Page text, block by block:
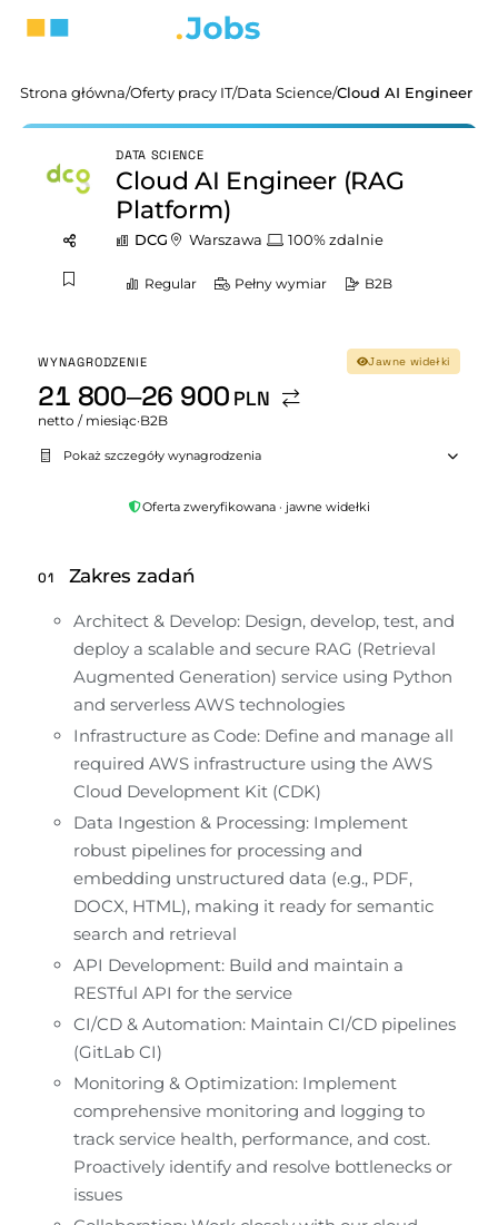
Strona główna/Oferty pracy IT/Data Science/Cloud AI Engineer
DATA SCIENCE
Cloud AI Engineer (RAG
Platform)
DCG Warszawa 100% zdalnie
Regular Pełny wymiar B2B
WYNAGRODZENIE Jawne widełki
21 800–26 900 PLN
netto / miesiąc·B2B
Pokaż szczegóły wynagrodzenia
Oferta zweryfikowana · jawne widełki
01 Zakres zadań
Architect & Develop: Design, develop, test, and
deploy a scalable and secure RAG (Retrieval
Augmented Generation) service using Python
and serverless AWS technologies
Infrastructure as Code: Define and manage all
required AWS infrastructure using the AWS
Cloud Development Kit (CDK)
Data Ingestion & Processing: Implement
robust pipelines for processing and
embedding unstructured data (e.g., PDF,
DOCX, HTML), making it ready for semantic
search and retrieval
API Development: Build and maintain a
RESTful API for the service
CI/CD & Automation: Maintain CI/CD pipelines
(GitLab CI)
Monitoring & Optimization: Implement
comprehensive monitoring and logging to
track service health, performance, and cost.
Proactively identify and resolve bottlenecks or
issues